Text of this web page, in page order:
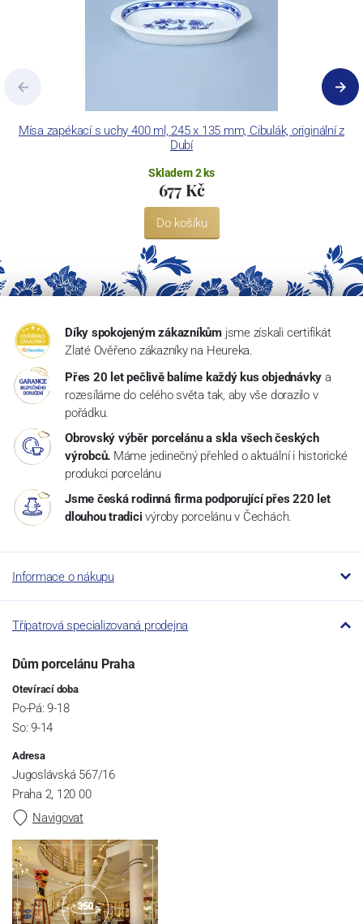
Mísa zapékací s uchy 400 ml, 245 x 135 mm, Cibulák, originální z
Dubí
Skladem 2 ks
677 Kč
Do košíku
Díky spokojeným zákazníkům jsme získali certifikát
Zlaté Ověřeno zákazníky na Heureka.
Přes 20 let pečlivě balíme každý kus objednávky a
rozesíláme do celého světa tak, aby vše dorazilo v
pořádku.
Obrovský výběr porcelánu a skla všech českých
výrobců. Máme jedinečný přehled o aktuální i historické
produkci porcelánu
Jsme česká rodinná firma podporující přes 220 let
dlouhou tradici výroby porcelánu v Čechách.
Informace o nákupu
Třípatrová specializovaná prodejna
Dům porcelánu Praha
Otevírací doba
Po-Pá: 9-18
So: 9-14
Adresa
Jugoslávská 567/16
Praha 2, 120 00
Navigovat